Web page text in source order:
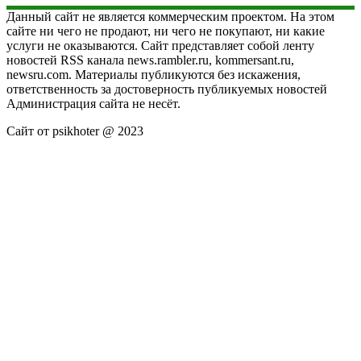
Данный сайт не является коммерческим проектом. На этом
сайте ни чего не продают, ни чего не покупают, ни какие
услуги не оказываются. Сайт представляет собой ленту
новостей RSS канала news.rambler.ru, kommersant.ru,
newsru.com. Материалы публикуются без искажения,
ответственность за достоверность публикуемых новостей
Администрация сайта не несёт.
Сайт от psikhoter @ 2023